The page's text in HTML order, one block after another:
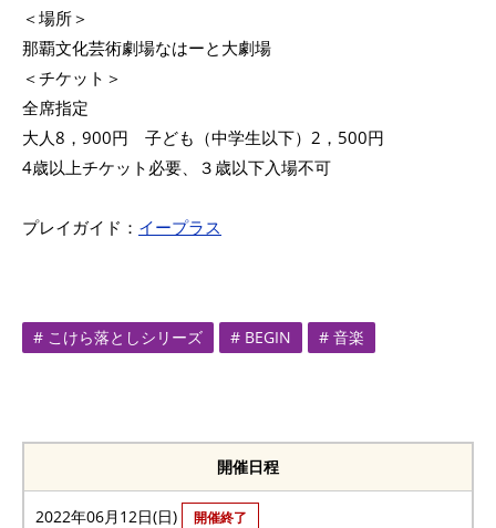
＜場所＞
那覇文化芸術劇場なはーと大劇場
＜チケット＞
全席指定
大人8，900円 子ども（中学生以下）2，500円
4歳以上チケット必要、３歳以下入場不可
プレイガイド： イープラス
# こけら落としシリーズ # BEGIN # 音楽
開催日程
2022年06月12日(日) 開催終了